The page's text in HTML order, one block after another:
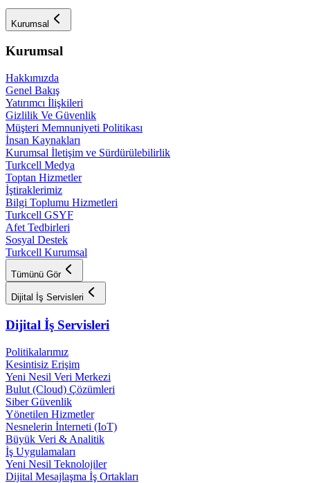
Kurumsal
Kurumsal
Hakkımızda
Genel Bakış
Yatırımcı İlişkileri
Gizlilik Ve Güvenlik
Müşteri Memnuniyeti Politikası
İnsan Kaynakları
Kurumsal İletişim ve Sürdürülebilirlik
Turkcell Medya
Toptan Hizmetler
İştiraklerimiz
Bilgi Toplumu Hizmetleri
Turkcell GSYF
Afet Tedbirleri
Sosyal Destek
Turkcell Kurumsal
Tümünü Gör
Dijital İş Servisleri
Dijital İş Servisleri
Politikalarımız
Kesintisiz Erişim
Yeni Nesil Veri Merkezi
Bulut (Cloud) Çözümleri
Siber Güvenlik
Yönetilen Hizmetler
Nesnelerin İnterneti (IoT)
Büyük Veri & Analitik
İş Uygulamaları
Yeni Nesil Teknolojiler
Dijital Mesajlaşma İş Ortakları